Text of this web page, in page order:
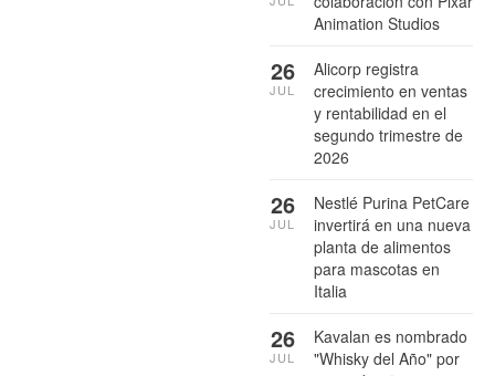
Animation Studios
Alicorp registra
crecimiento en ventas
y rentabilidad en el
segundo trimestre de
2026
26
JUL
Nestlé Purina PetCare
invertirá en una nueva
planta de alimentos
para mascotas en
Italia
26
JUL
Kavalan es nombrado
"Whisky del Año" por
26
JUL